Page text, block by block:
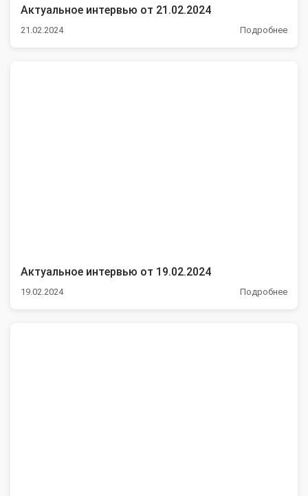
Актуальное интервью от 21.02.2024
21.02.2024 Подробнее
Актуальное интервью от 19.02.2024
19.02.2024 Подробнее